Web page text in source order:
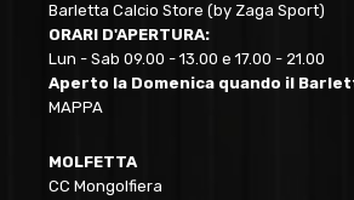
Barletta Calcio Store (by Zaga Sport)
ORARI D'APERTURA:
Lun - Sab 09.00 - 13.00 e 17.00 - 21.00
Aperto la Domenica quando il
MAPPA
MOLFETTA
CC Mongolfiera